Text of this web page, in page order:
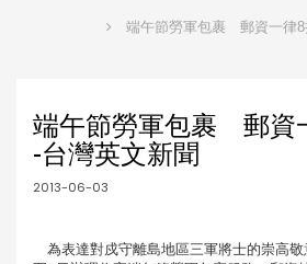
端午節勞軍包裹 郵資一律8
端午節勞軍包裹 郵資
-台灣英文新聞
2013-06-03
為表達對戍守離島地區三軍將士的崇高